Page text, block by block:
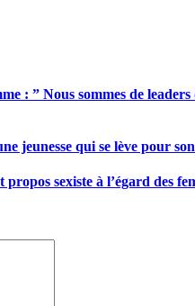
: ” Nous sommes de
jeunesse qui se lève pour
sexiste à l’égard des